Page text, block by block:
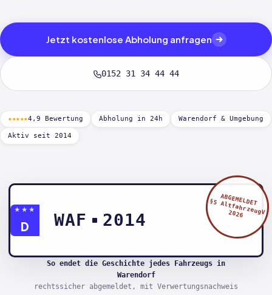
Jetzt kostenlose Abholung anfragen
0152 31 34 44 44
★★★★★4,9 Bewertung Abholung in 24h Warendorf & Umgebung
Aktiv seit 2014
★★★
D WAF 2014
ABGEMELDET
§5 AltfahrzeugV
2026
So endet die Geschichte jedes Fahrzeugs in
Warendorf
rechtssicher abgemeldet, mit Verwertungsnachweis